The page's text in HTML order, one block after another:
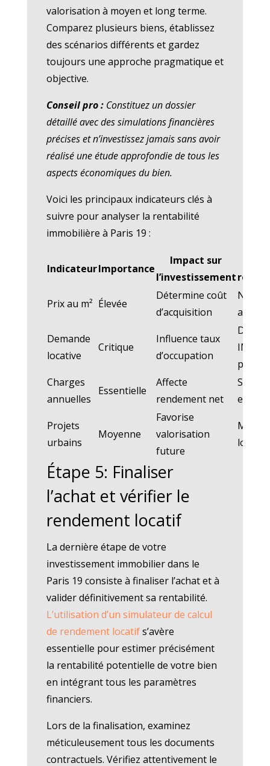
valorisation à moyen et long terme.
Comparez plusieurs biens, établissez
des scénarios différents et gardez
toujours une approche pragmatique et
objective.
Conseil pro : Constituez un dossier
détaillé avec des simulations financières
précises et n’investissez jamais sans avoir
réalisé une étude approfondie de tous les
aspects économiques du bien.
Voici les principaux indicateurs clés à
suivre pour analyser la rentabilité
immobilière à Paris 19 :
IndicateurImportance
Impact sur
l’investissement
Prix au m² Élevée
Détermine coût
d’acquisition
Demande
locative
Critique
Influence taux
d’occupation
INSEE,
Charges
annuelles
Essentielle
Affecte
rendement net
Projets
urbains
Moyenne
Favorise
valorisation
future
locale
Étape 5: Finaliser
l’achat et vérifier le
rendement locatif
La dernière étape de votre
investissement immobilier dans le
Paris 19 consiste à finaliser l’achat et à
valider définitivement sa rentabilité.
L’utilisation d’un simulateur de calcul
de rendement locatifs’avère
essentielle pour estimer précisément
la rentabilité potentielle de votre bien
en intégrant tous les paramètres
financiers.
Lors de la finalisation, examinez
méticuleusement tous les documents
contractuels. Vérifiez attentivement le